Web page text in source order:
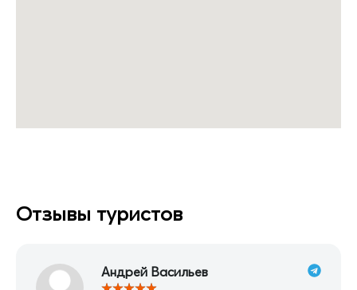
Отзывы туристов
Андрей Васильев